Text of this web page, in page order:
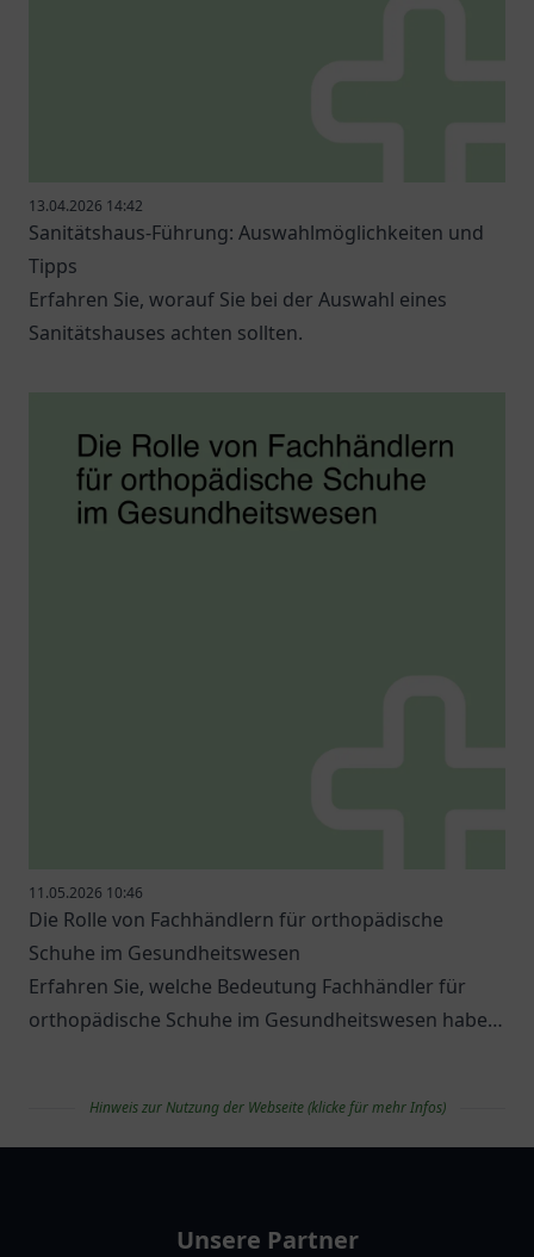
13.04.2026 14:42
Sanitätshaus-Führung: Auswahlmöglichkeiten und
Tipps
Erfahren Sie, worauf Sie bei der Auswahl eines
Sanitätshauses achten sollten.
11.05.2026 10:46
Die Rolle von Fachhändlern für orthopädische
Schuhe im Gesundheitswesen
Erfahren Sie, welche Bedeutung Fachhändler für
orthopädische Schuhe im Gesundheitswesen haben
Hinweis zur Nutzung der Webseite (klicke für mehr Infos)
Unsere Partner